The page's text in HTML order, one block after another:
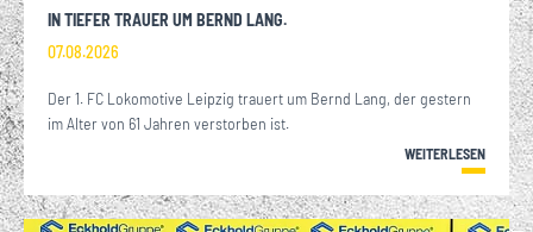
IN TIEFER TRAUER UM BERND LANG.
07.08.2026
Der 1. FC Lokomotive Leipzig trauert um Bernd Lang, der gestern
im Alter von 61 Jahren verstorben ist.
WEITERLESEN